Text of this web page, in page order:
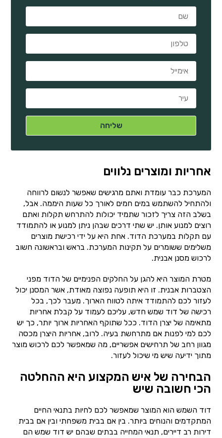
אחריות ומוצרים נלווים
המערכת כבר עומדת ואתם מרגישים שאפשר לנשום לרווחה
ולהתחיל להשתמש במים חמים לאורך כל שעות היממה. אבל,
בשלב הזה צריך לזכור שתמיד יכולות להתרחש תקלות ואתם
רוצים למנוע אותן. יש שתי דרכים שבהן ניתן למנוע או להתמודד
עם תקלות במערכת הדוד. אחת היא על ידי רכישת מוצרים
משלימים ששומרים על תקינות המערכת. בראש ובראשונה חשוב
לרכוש מסנן אבנית.
מטרת המוצר היא להגן על החלקים הפנימיים של הדוד מפני
הצטברות אבנית. זו היא תופעה נפוצה מאודת, אשר המסנן יכול
לעזור לכם להתמודד איתה לטווח הארוך. מעבר לכך, בכל
רכישה של דוד שמש חדש, עליכם לעמוד על קבלת אחריות
מתאימה של יצרן הדוד. ככל שתוקף האחריות ארוך יותר, כך יש
לכם למי לפנות אם מתרחשת בעיה. לרוב, אחריות היצרן מכסה
מגוון רחב של תרחישים אפשריים, מה שמאפשר לכם לרכוש מוצר
מתוך ידיעה שיש מי שיכול לעזור.
הבחירה של איש המקצוע היא ההחלטה
הכי חשובה שיש
דוד השמש הוא המוצר שמאפשר לכם לחיות בתנאי החיים
המתקדמים והנוחים ביותר. בין אם בבית משפחתי ובין אם בבית
דירות רב דיירים, תנאי המחייה בבתים שבהם יש דוד שמש הם